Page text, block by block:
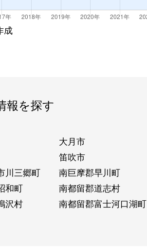
成
報を探す
大月市
笛吹市
川三郷町
南巨摩郡早川町
和町
南都留郡道志村
沢村
南都留郡富士河口湖町